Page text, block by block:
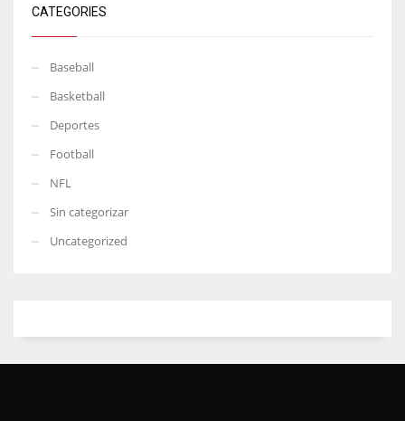
CATEGORIES
Baseball
Basketball
Deportes
Football
NFL
Sin categorizar
Uncategorized